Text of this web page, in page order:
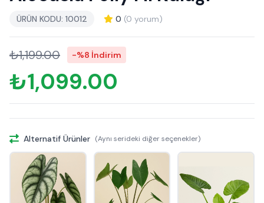
ÜRÜN KODU: 10012 0 (0 yorum)
₺1,199.00 -%8 İndirim
₺1,099.00
Alternatif Ürünler (Aynı serideki diğer seçenekler)